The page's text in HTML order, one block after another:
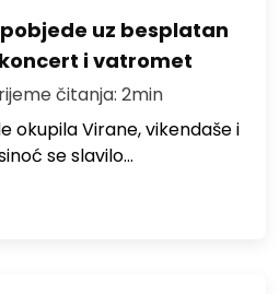
uz besplatan
i vatromet
čitanja: 2min
okupila Virane, vikendaše i
se slavilo…